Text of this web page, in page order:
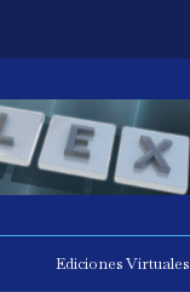
Ediciones Virtuales